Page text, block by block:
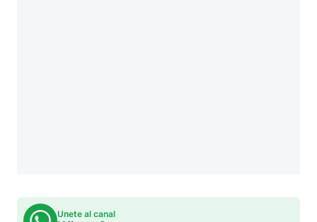
Unete al canal